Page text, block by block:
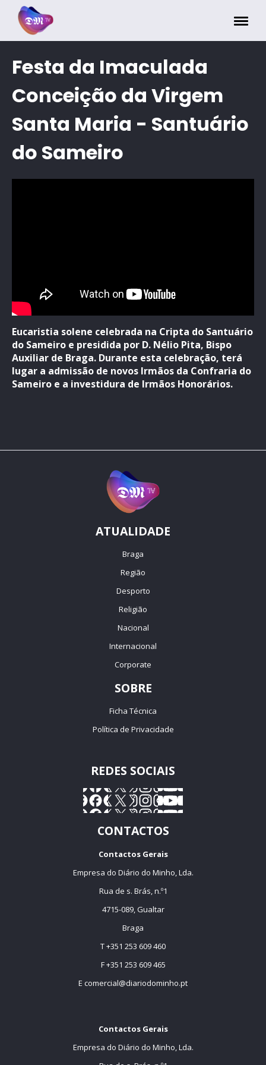
Festa da Imaculada
Conceição da Virgem
Santa Maria - Santuário
do Sameiro
Eucaristia solene celebrada na Cripta do Santuário
do Sameiro e presidida por D. Nélio Pita, Bispo
Auxiliar de Braga. Durante esta celebração, terá
lugar a admissão de novos Irmãos da Confraria do
Sameiro e a investidura de Irmãos Honorários.
ATUALIDADE
Braga
Região
Desporto
Religião
Nacional
Internacional
Corporate
SOBRE
Ficha Técnica
Política de Privacidade
REDES SOCIAIS
CONTACTOS
Contactos Gerais
Empresa do Diário do Minho, Lda.
Rua de s. Brás, n.º1
4715-089, Gualtar
Braga
T +351 253 609 460
F +351 253 609 465
E comercial@diariodominho.pt
Contactos Gerais
Empresa do Diário do Minho, Lda.
Painel de Gerenciamento de Cookies